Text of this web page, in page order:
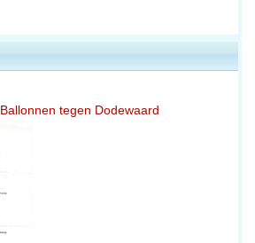
Ballonnen tegen Dodewaard